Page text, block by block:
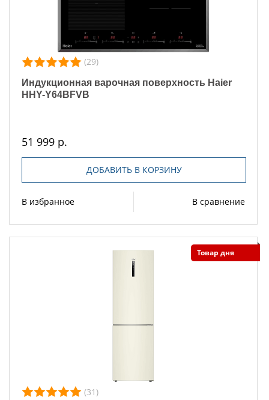
(29)
Индукционная варочная поверхность Haier
HHY-Y64BFVB
51 999 р.
ДОБАВИТЬ В КОРЗИНУ
В избранное В сравнение
Товар дня
(31)